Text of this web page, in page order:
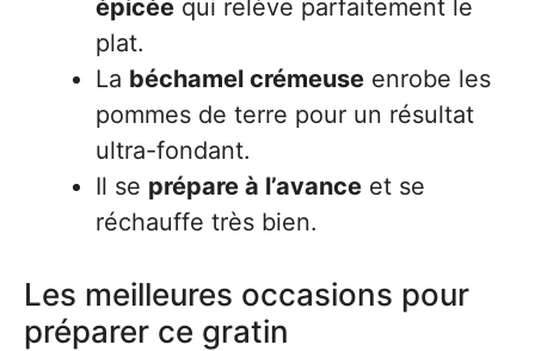
épicée qui relève parfaitement le
plat.
La béchamel crémeuse enrobe les
pommes de terre pour un résultat
ultra-fondant.
Il se prépare à l’avance et se
réchauffe très bien.
Les meilleures occasions pour
préparer ce gratin